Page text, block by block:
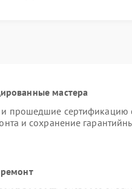
мастера
прошедшие сертификацию
и сохранение